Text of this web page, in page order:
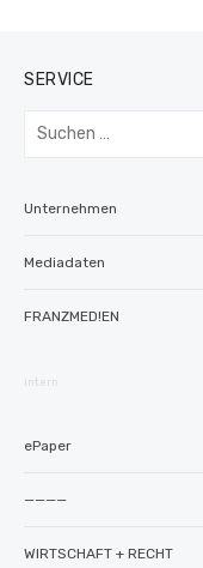
SERVICE
Suchen
Unternehmen
Mediadaten
FRANZMED!EN
intern
ePaper
————
WIRTSCHAFT + RECHT